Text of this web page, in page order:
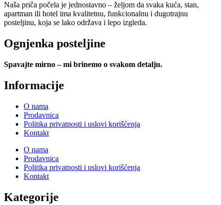
Naša priča počela je jednostavno – željom da svaka kuća, stan,
apartman ili hotel ima kvalitetnu, funkcionalnu i dugotrajnu
posteljinu, koja se lako održava i lepo izgleda.
Ognjenka posteljine
Spavajte mirno – mi brinemo o svakom detalju.
Informacije
O nama
Prodavnica
Politika privatnosti i uslovi korišćenja
Kontakt
O nama
Prodavnica
Politika privatnosti i uslovi korišćenja
Kontakt
Kategorije